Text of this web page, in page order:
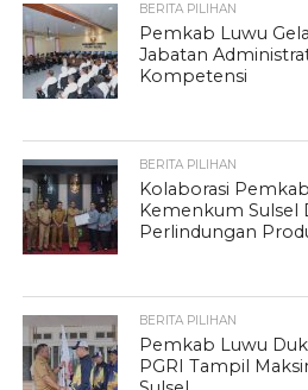
BERITA PILIHAN
Pemkab Luwu
Jabatan
Kompetensi
BERITA PILIHAN
Kolaborasi
Kemenkum Sulsel
Perlindungan
BERITA PILIHAN
Pemkab Luwu
PGRI Tampil